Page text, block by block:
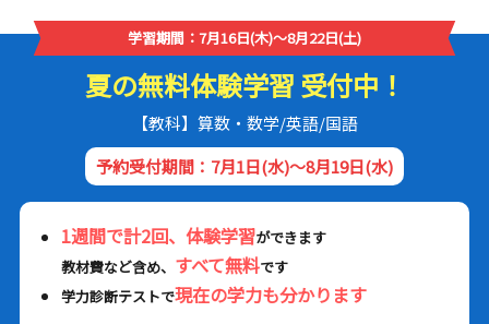
学習期間：7月16日(木)～8月22日(土)
夏の無料体験学習 受付中！
【教科】算数・数学/英語/国語
予約受付期間：7月1日(水)～8月19日(水)
1週間で計2回、体験学習ができます
教材費など含め、 すべて無料です
学力診断テストで現在の学力も分かります